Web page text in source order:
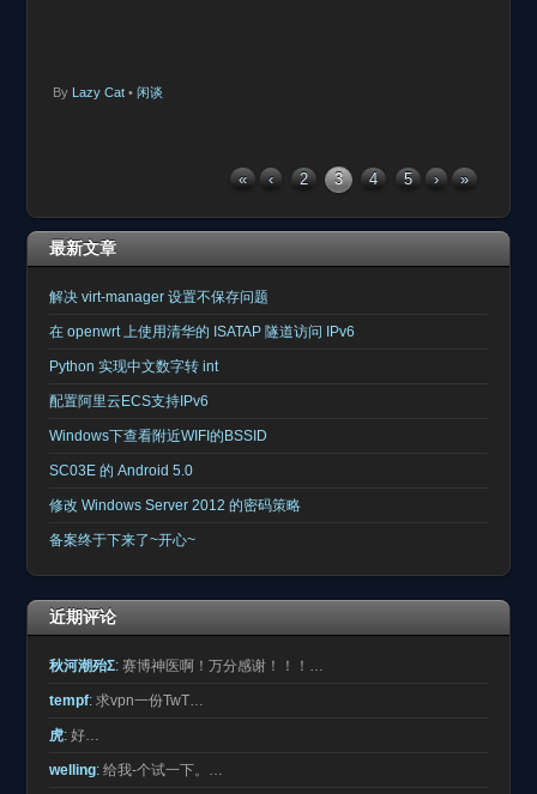
By Lazy Cat• 闲谈
« ‹ 2 3 4 5 › »
最新文章
解决 virt-manager 设置不保存问题
在 openwrt 上使用清华的 ISATAP 隧道访问 IPv6
Python 实现中文数字转 int
配置阿里云ECS支持IPv6
Windows下查看附近WIFI的BSSID
SC03E 的 Android 5.0
修改 Windows Server 2012 的密码策略
备案终于下来了~开心~
近期评论
秋河潮殆Σ: 赛博神医啊！万分感谢！！！…
tempf: 求vpn一份TwT…
虎: 好…
welling: 给我-个试一下。…